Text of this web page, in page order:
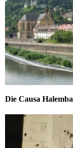
Die Causa Halemba